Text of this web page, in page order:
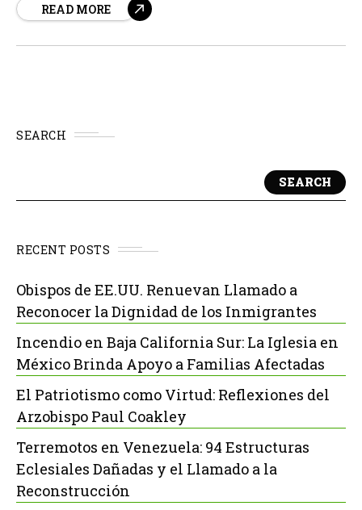
DroneLight, un sistema de defensa láser diseñado
READ MORE
SEARCH
SEARCH
RECENT POSTS
Obispos de EE.UU. Renuevan Llamado a
Reconocer la Dignidad de los Inmigrantes
Incendio en Baja California Sur: La Iglesia en
México Brinda Apoyo a Familias Afectadas
El Patriotismo como Virtud: Reflexiones del
Arzobispo Paul Coakley
Terremotos en Venezuela: 94 Estructuras
Eclesiales Dañadas y el Llamado a la
Reconstrucción